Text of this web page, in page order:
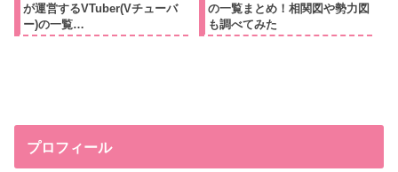
が運営するVTuber(Vチューバ
ー)の一覧…
の一覧まとめ！相関図や勢力図
も調べてみた
プロフィール